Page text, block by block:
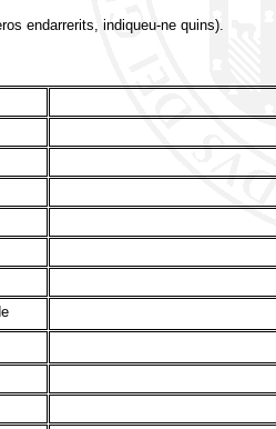
endarrerits, indiqueu-ne quins).